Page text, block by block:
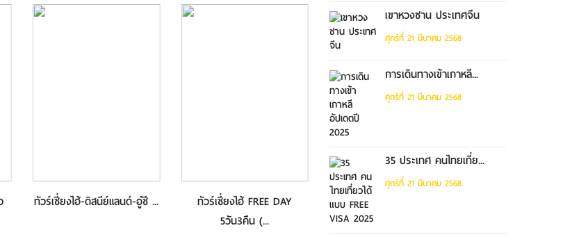
ทัวร์เซี่ยงไฮ้-ดิสนีย์แลนด์-อู๋ซี ...
ทัวร์เซี่ยงไฮ้ FREE DAY
5วัน3คืน (...
ทัวร์เซี่ยงไฮ้ - เที่ยวซูโจวเต็ม
เขาหวงซาน ประเทศจีน
ศุกร์ที่ 21 มีนาคม 2568
การเดินทางเข้าเกาหลี...
ศุกร์ที่ 21 มีนาคม 2568
35 ประเทศ คนไทยเที่ย...
ศุกร์ที่ 21 มีนาคม 2568